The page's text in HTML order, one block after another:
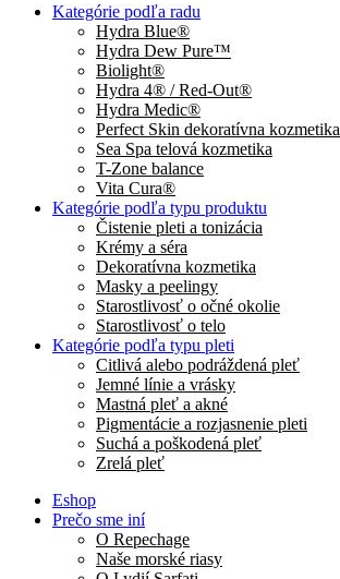
Kategórie podľa radu
Hydra Blue®
Hydra Dew Pure™
Biolight®
Hydra 4® / Red-Out®
Hydra Medic®
Perfect Skin dekoratívna kozmetika
Sea Spa telová kozmetika
T-Zone balance
Vita Cura®
Kategórie podľa typu produktu
Čistenie pleti a tonizácia
Krémy a séra
Dekoratívna kozmetika
Masky a peelingy
Starostlivosť o očné okolie
Starostlivosť o telo
Kategórie podľa typu pleti
Citlivá alebo podráždená pleť
Jemné línie a vrásky
Mastná pleť a akné
Pigmentácie a rozjasnenie pleti
Suchá a poškodená pleť
Zrelá pleť
Eshop
Prečo sme iní
O Repechage
Naše morské riasy